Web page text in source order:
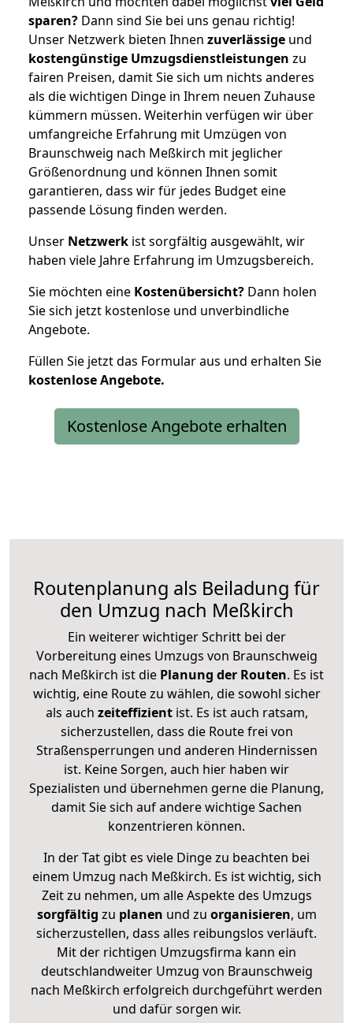
sparen? Dann sind Sie bei uns genau richtig!
Unser Netzwerk bieten Ihnen zuverlässige und
kostengünstige Umzugsdienstleistungen zu
fairen Preisen, damit Sie sich um nichts anderes
als die wichtigen Dinge in Ihrem neuen Zuhause
kümmern müssen. Weiterhin verfügen wir über
umfangreiche Erfahrung mit Umzügen von
Braunschweig nach Meßkirch mit jeglicher
Größenordnung und können Ihnen somit
garantieren, dass wir für jedes Budget eine
passende Lösung finden werden.
Unser Netzwerk ist sorgfältig ausgewählt, wir
haben viele Jahre Erfahrung im Umzugsbereich.
Sie möchten eine Kostenübersicht? Dann holen
Sie sich jetzt kostenlose und unverbindliche
Angebote.
Füllen Sie jetzt das Formular aus und erhalten Sie
kostenloseAngebote.
Kostenlose Angebote erhalten
Routenplanung als Beiladung für
den Umzug nach Meßkirch
Ein weiterer wichtiger Schritt bei der
Vorbereitung eines Umzugs von Braunschweig
nach Meßkirch ist die Planung der Routen. Es ist
wichtig, eine Route zu wählen, die sowohl sicher
als auch zeiteffizientist. Es ist auch ratsam,
sicherzustellen, dass die Route frei von
Straßensperrungen und anderen Hindernissen
ist. Keine Sorgen, auch hier haben wir
Spezialisten und übernehmen gerne die Planung,
damit Sie sich auf andere wichtige Sachen
konzentrieren können.
In der Tat gibt es viele Dinge zu beachten bei
einem Umzug nach Meßkirch. Es ist wichtig, sich
Zeit zu nehmen, um alle Aspekte des Umzugs
sorgfältig zu planen und zu organisieren, um
sicherzustellen, dass alles reibungslos verläuft.
Mit der richtigen Umzugsfirma kann ein
deutschlandweiter Umzug von Braunschweig
nach Meßkirch erfolgreich durchgeführt werden
und dafür sorgen wir.